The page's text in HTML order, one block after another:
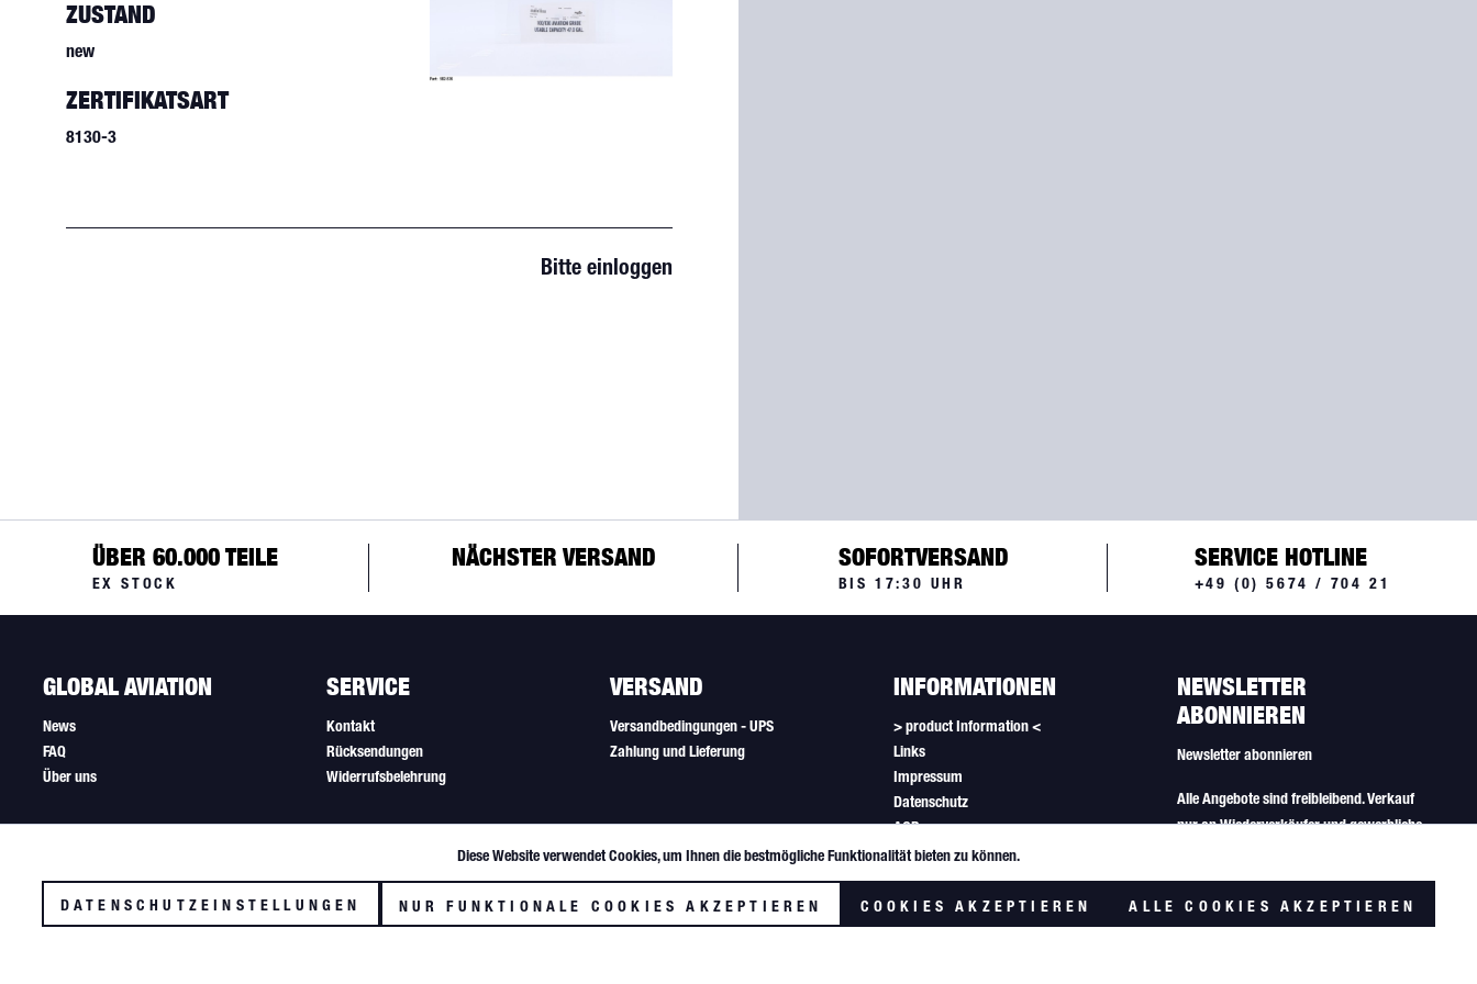
ZUSTAND
new
ZERTIFIKATSART
8130-3
Bitte einloggen
ÜBER 60.000 TEILE
EX STOCK
NÄCHSTER VERSAND SOFORTVERSAND
BIS 17:30 UHR
SERVICE HOTLINE
+49 (0) 5674 / 704 21
GLOBAL AVIATION
News
FAQ
Über uns
SERVICE
Kontakt
Rücksendungen
Widerrufsbelehrung
VERSAND
Versandbedingungen - UPS
Zahlung und Lieferung
INFORMATIONEN
> product Information <
Links
Impressum
Datenschutz
AGB
Newsletter
Cookie-Einstellungen
NEWSLETTER
ABONNIEREN
Newsletter abonnieren
Alle Angebote sind freibleibend. Verkauf
nur an Wiederverkäufer und gewerbliche
Tracking
Diese Website verwendet Cookies, um Ihnen die bestmögliche Funktionalität bieten zu können.
DATENSCHUTZEINSTELLUNGEN NUR FUNKTIONALE COOKIES AKZEPTIEREN COOKIES AKZEPTIEREN ALLE COOKIES AKZEPTIEREN